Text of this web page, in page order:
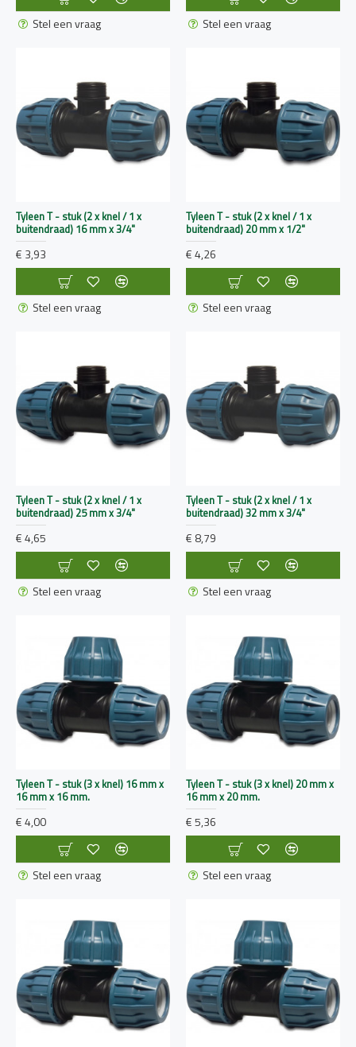
Stel een vraag Stel een vraag
Tyleen T - stuk (2 x knel / 1 x
buitendraad) 16 mm x 3/4"
€ 3,93
Stel een vraag
Tyleen T - stuk (2 x knel / 1 x
buitendraad) 20 mm x 1/2"
€ 4,26
Stel een vraag
Tyleen T - stuk (2 x knel / 1 x
buitendraad) 25 mm x 3/4"
€ 4,65
Stel een vraag
Tyleen T - stuk (2 x knel / 1 x
buitendraad) 32 mm x 3/4"
€ 8,79
Stel een vraag
Tyleen T - stuk (3 x knel) 16 mm x
16 mm x 16 mm.
€ 4,00
Stel een vraag
Tyleen T - stuk (3 x knel) 20 mm x
16 mm x 20 mm.
€ 5,36
Stel een vraag